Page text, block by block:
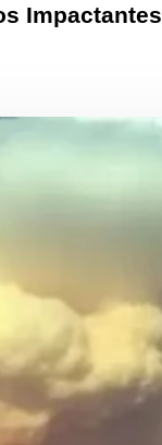
Impactantes